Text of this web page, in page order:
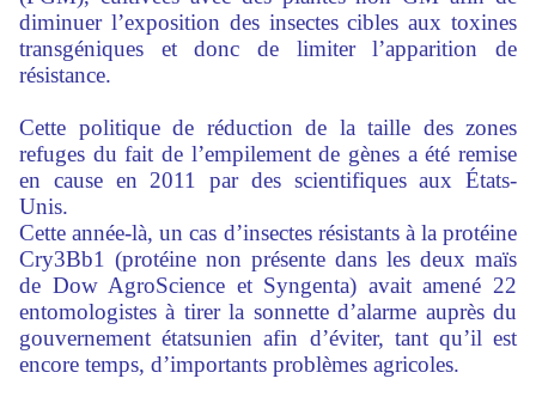
diminuer l’exposition des insectes cibles aux toxines
transgéniques et donc de limiter l’apparition de
résistance.
Cette politique de réduction de la taille des zones
refuges du fait de l’empilement de gènes a été remise
en cause en 2011 par des scientifiques aux États-
Unis.
Cette année-là, un cas d’insectes résistants à la protéine
Cry3Bb1 (protéine non présente dans les deux maïs
de Dow AgroScience et Syngenta) avait amené 22
entomologistes à tirer la sonnette d’alarme auprès du
gouvernement étatsunien afin d’éviter, tant qu’il est
encore temps, d’importants problèmes agricoles.